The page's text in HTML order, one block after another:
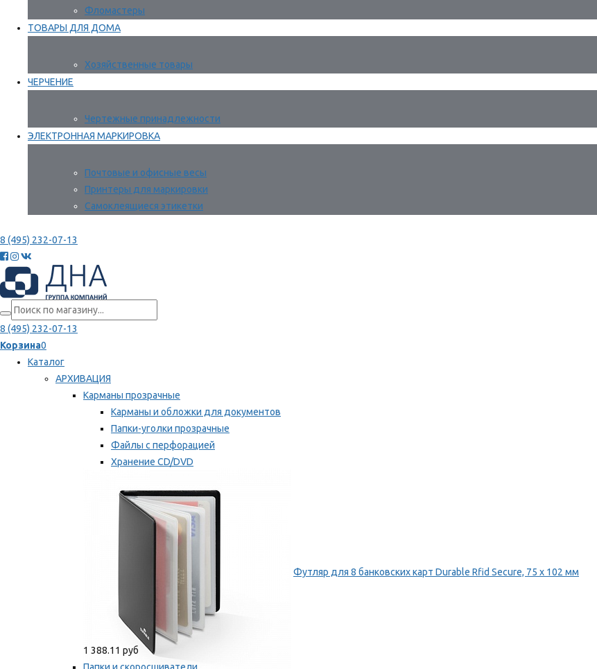
Фломастеры
ТОВАРЫ ДЛЯ ДОМА
Хозяйственные товары
ЧЕРЧЕНИЕ
Чертежные принадлежности
ЭЛЕКТРОННАЯ МАРКИРОВКА
Почтовые и офисные весы
Принтеры для маркировки
Самоклеящиеся этикетки
8 (495) 232-07-13
8 (495) 232-07-13
Корзина0
Каталог
АРХИВАЦИЯ
Карманы прозрачные
Карманы и обложки для документов
Папки-уголки прозрачные
Файлы с перфорацией
Хранение CD/DVD
Мы рекомендуем
Футляр для 8 банковских карт Durable Rfid Secure, 75 х 102 мм
1 388.11 руб